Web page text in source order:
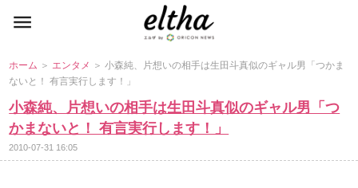
ホーム ＞ エンタメ ＞ 小森純、片想いの相手は生田斗真似のギャル男「つかま
ないと！ 有言実行します！」
小森純、片想いの相手は生田斗真似のギャル男「つ
かまないと！ 有言実行します！」
2010-07-31 16:05